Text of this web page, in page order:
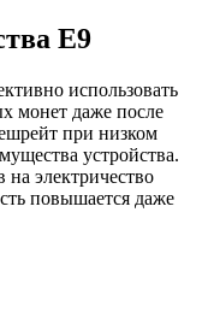
E9
использовать
монет даже после
при низком
устройства.
электричество
повышается даже